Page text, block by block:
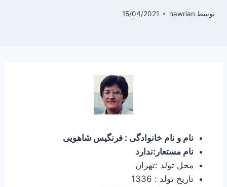
توسط hawrian
15/04/2021
نام و نام خانوادگی : فرنگیس شاهویی
نام مستعار:ندارد
محل تولد :تهران
تاریخ تولد : 1336